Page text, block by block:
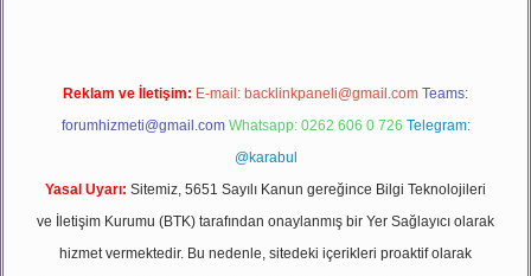
Reklam ve İletişim: E-mail: backlinkpaneli@gmail.com Teams:
forumhizmeti@gmail.com Whatsapp: 0262 606 0 726 Telegram:
@karabul
Yasal Uyarı: Sitemiz, 5651 Sayılı Kanun gereğince Bilgi Teknolojileri
ve İletişim Kurumu (BTK) tarafından onaylanmış bir Yer Sağlayıcı olarak
hizmet vermektedir. Bu nedenle, sitedeki içerikleri proaktif olarak